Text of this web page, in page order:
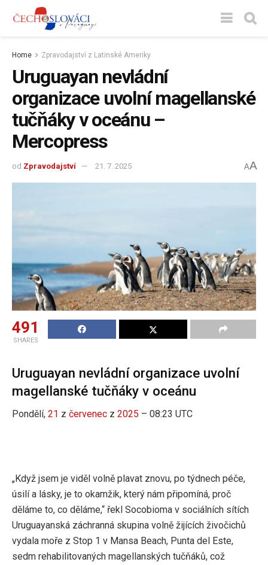
Home Zpravodajství z Latinské Ameriky
Uruguayan nevládní
organizace uvolní magellanské
tučňáky v oceánu –
Mercopress
od Zpravodajství 21. 7. 2025 AA
491
SHARES
Uruguayan nevládní organizace uvolní
magellanské tučňáky v oceánu
Pondělí, 21 z červenec z 2025 – 08:23 UTC
„Když jsem je viděl volně plavat znovu, po týdnech péče,
úsilí a lásky, je to okamžik, který nám připomíná, proč
děláme to, co děláme,“ řekl Socobioma v sociálních sítích
Uruguayanská záchranná skupina volně žijících živočichů
vydala moře z Stop 1 v Mansa Beach, Punta del Este,
sedm rehabilitovaných magellanských tučňáků, což